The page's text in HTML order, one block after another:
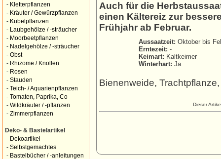
- Kletterpflanzen
- Kräuter / Gewürzpflanzen
- Kübelpflanzen
-
Laubgehölze / -sträucher
- Moorbeetpflanzen
- Nadelgehölze / -sträucher
- Obst
- Rhizome / Knollen
- Rosen
- Stauden
- Teich- / Aquarienpflanzen
- Tomaten, Paprika, Co
- Wildkräuter / -pflanzen
- Zimmerpflanzen
Deko- & Bastelartikel
- Dekoartikel
- Selbstgemachtes
- Bastelbücher / -anleitungen
Auch für die
einen Kältereiz zur
Frühjahr ab Februar.
Aussaatzeit: Oktober bis
Erntezeit: -
Keimart: Kaltkeimer
Winterhart: Ja
Bienenweide,
Dieser